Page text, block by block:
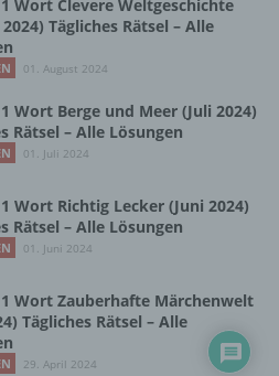
Wort Clevere Weltgeschichte
Tägliches Rätsel – Alle
01. August 2024
Wort Berge und Meer (Juli 2024)
Rätsel – Alle Lösungen
01. Juli 2024
Wort Richtig Lecker (Juni 2024)
Rätsel – Alle Lösungen
01. Juni 2024
Wort Zauberhafte Märchenwelt
Tägliches Rätsel – Alle
29. April 2024
eine andere Form der
Abgleich oder die
Einschränkung, das
Verarbeitung
Verarbeitung ist die
Daten mit dem Ziel, ihre